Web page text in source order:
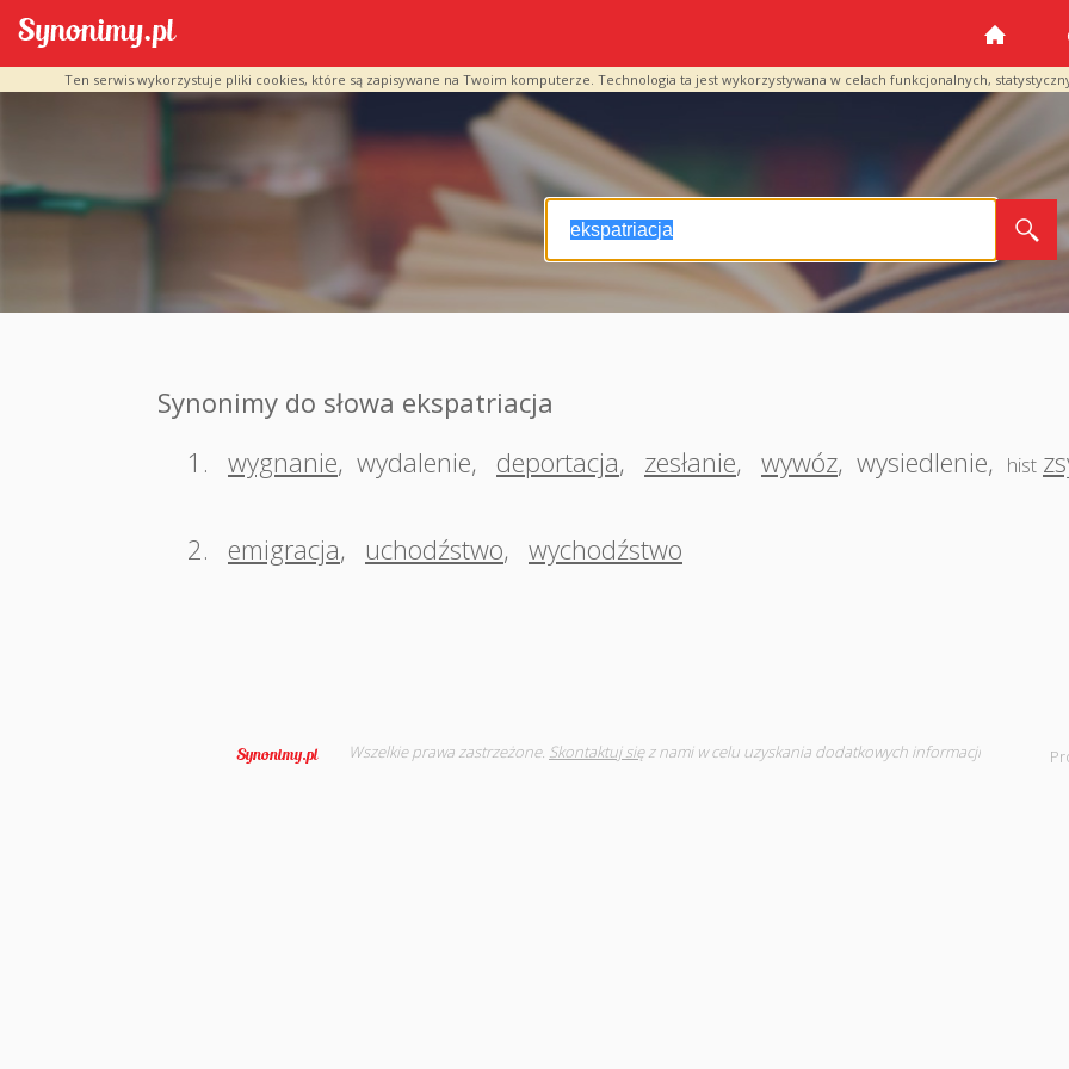
Ten serwis wykorzystuje pliki cookies, które są zapisywane na Twoim komputerze. Technologia ta jest wykorzystywana w celach funkcjonalnych,
Synonimy do słowa ekspatriacja
1. wygnanie, wydalenie, deportacja, zesłanie, wywóz, wysiedlenie, hist
2. emigracja, uchodźstwo, wychodźstwo
Wszelkie prawa zastrzeżone. Skontaktuj sięz nami w celu uzyskania dodatkowych informacji